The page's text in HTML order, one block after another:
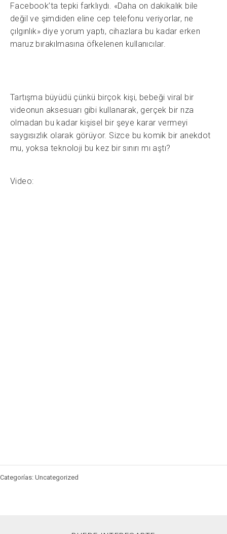
Facebook’ta tepki farklıydı. «Daha on dakikalık bile
değil ve şimdiden eline cep telefonu veriyorlar, ne
çılgınlık» diye yorum yaptı, cihazlara bu kadar erken
maruz bırakılmasına öfkelenen kullanıcılar.
Tartışma büyüdü çünkü birçok kişi, bebeği viral bir
videonun aksesuarı gibi kullanarak, gerçek bir rıza
olmadan bu kadar kişisel bir şeye karar vermeyi
saygısızlık olarak görüyor. Sizce bu komik bir anekdot
mu, yoksa teknoloji bu kez bir sınırı mı aştı?
Video:
Categorías: Uncategorized